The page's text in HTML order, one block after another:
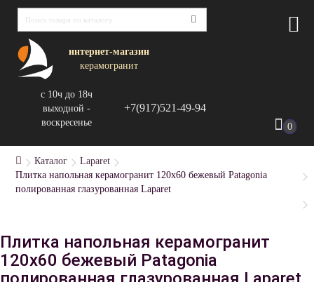
интернет-магазин
керамогранит
с 10ч до 18ч
выходной -
воскресенье
+7(917)521-49-94
0
Каталог
Laparet
Плитка напольная керамогранит 120x60 бежевый Patagonia
полированная глазурованная Laparet
Плитка напольная керамогранит
120x60 бежевый Patagonia